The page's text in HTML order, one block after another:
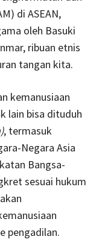
di ASEAN,
oleh Basuki
ribuan etnis
tangan kita.
kemanusiaan
lain bisa dituduh
, termasuk
Negara Asia
Bangsa-
sesuai hukum
pengadilan.